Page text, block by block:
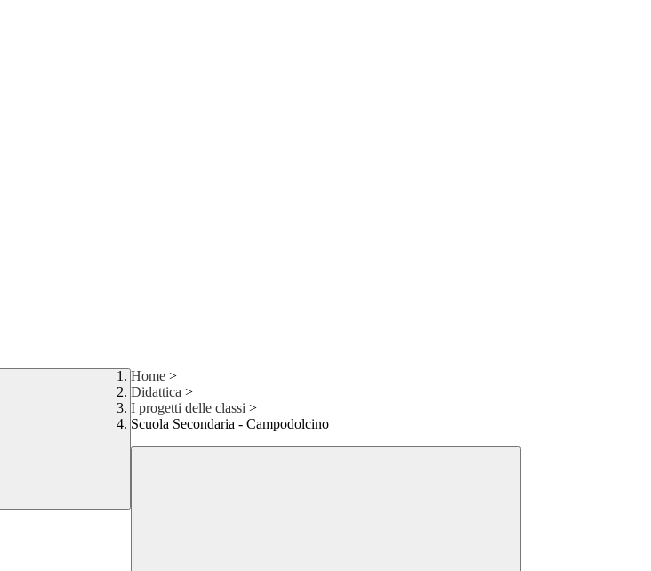
Home >
Didattica >
I progetti delle classi >
Scuola Secondaria - Campodolcino